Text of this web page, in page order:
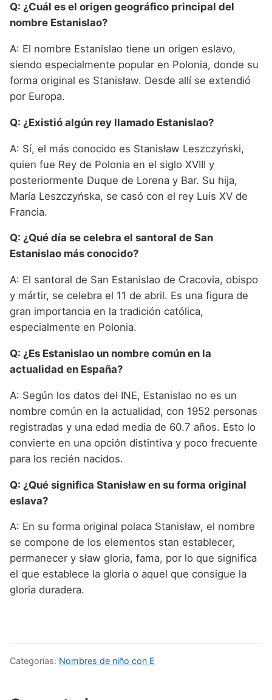
Q: ¿Cuál es el origen geográfico principal del
nombre Estanislao?
A: El nombre Estanislao tiene un origen eslavo,
siendo especialmente popular en Polonia, donde su
forma original es Stanisław. Desde allí se extendió
por Europa.
Q: ¿Existió algún rey llamado Estanislao?
A: Sí, el más conocido es Stanisław Leszczyński,
quien fue Rey de Polonia en el siglo XVIII y
posteriormente Duque de Lorena y Bar. Su hija,
María Leszczyńska, se casó con el rey Luis XV de
Francia.
Q: ¿Qué día se celebra el santoral de San
Estanislao más conocido?
A: El santoral de San Estanislao de Cracovia, obispo
y mártir, se celebra el 11 de abril. Es una figura de
gran importancia en la tradición católica,
especialmente en Polonia.
Q: ¿Es Estanislao un nombre común en la
actualidad en España?
A: Según los datos del INE, Estanislao no es un
nombre común en la actualidad, con 1952 personas
registradas y una edad media de 60.7 años. Esto lo
convierte en una opción distintiva y poco frecuente
para los recién nacidos.
Q: ¿Qué significa Stanisław en su forma original
eslava?
A: En su forma original polaca Stanisław, el nombre
se compone de los elementos stan establecer,
permanecer y sław gloria, fama, por lo que significa
el que establece la gloria o aquel que consigue la
gloria duradera.
Categorías: Nombres de niño con E